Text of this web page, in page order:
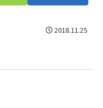
2018.11.25